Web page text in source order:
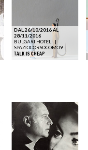
DAL 26/10/2016 AL
28/11/2016
BULGARI HOTEL
|
SPAZIOCORSOCOMO9
TALK IS CHEAP